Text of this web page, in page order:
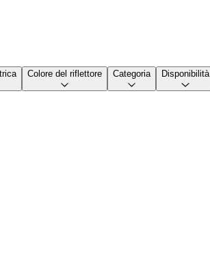
Colore del riflettore Categoria Disponibilità